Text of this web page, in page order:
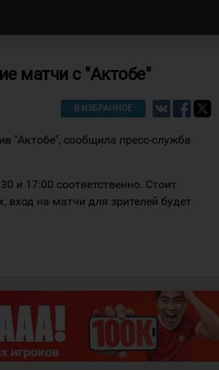
матчи с "Актобе"
В ИЗБРАННОЕ
"Актобе", сообщила пресс-служба
и 17:00 соответственно. Стоит
вход на матчи для зрителей будет